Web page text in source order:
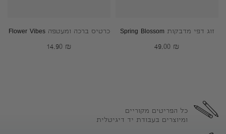
זוג דפי מדבקות Spring Blossom
49.00 ₪
כרטיס ברכה ומעטפה Flower Vibes
14.90 ₪
כל הפריטים מקוריים
ומיוצרים בעבודת יד דיגיטלית